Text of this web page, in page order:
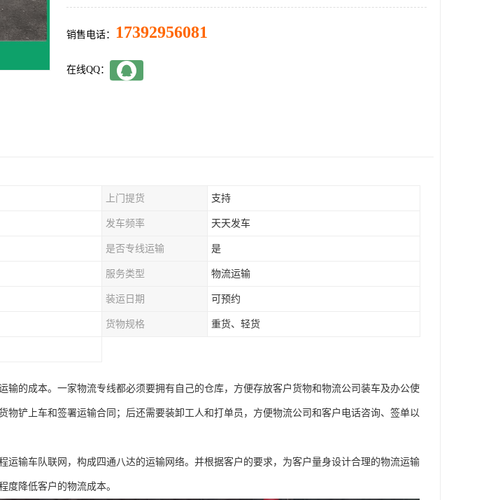
销售电话： 17392956081
在线QQ：
上门提货 支持
发车频率 天天发车
是否专线运输 是
服务类型 物流运输
装运日期 可预约
货物规格 重货、轻货
输的成本。一家物流专线都必须要拥有自己的仓库，方便存放客户货物和物流公司装车及办公使
物铲上车和签署运输合同；后还需要装卸工人和打单员，方便物流公司和客户电话咨询、签单以
运输车队联网，构成四通八达的运输网络。并根据客户的要求，为客户量身设计合理的物流运输
度降低客户的物流成本。